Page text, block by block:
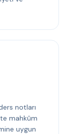
notları
mahkûm
uygun